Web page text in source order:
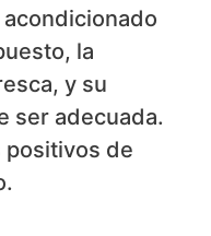
la
y su
ser adecuada.
positivos de